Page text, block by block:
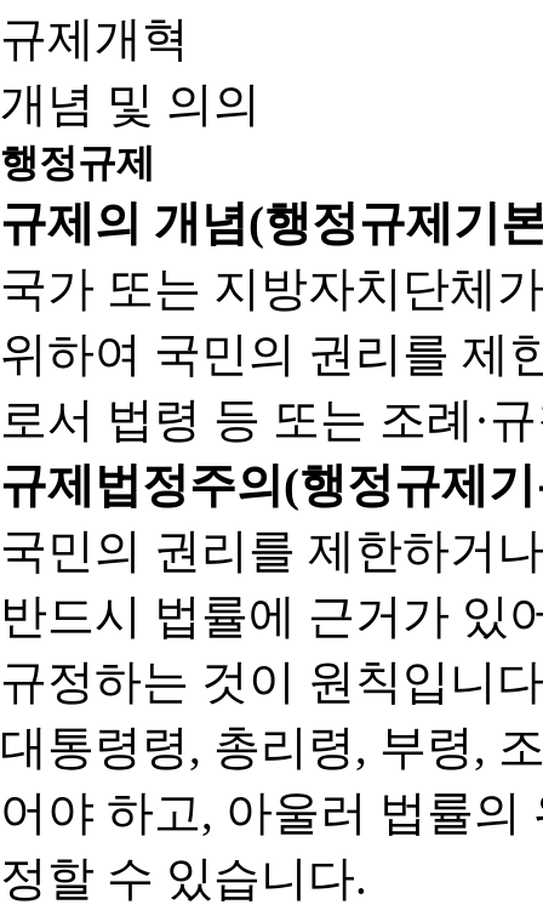
규제개혁
개념 및 의의
행정규제
규제의 개념(행정규제기
국가 또는 지방자치단체
위하여 국민의 권리를 제
로서 법령 등 또는 조례·
규제법정주의(행정규제
국민의 권리를 제한하거
반드시 법률에 근거가 있
규정하는 것이 원칙입니
대통령령, 총리령, 부령,
어야 하고, 아울러 법률
정할 수 있습니다.